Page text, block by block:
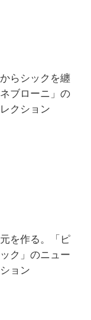
らシックを纏
ブローニ」の
クション
を作る。「ピ
ク」のニュー
ョン